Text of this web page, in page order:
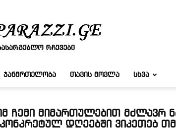
რჩევები
ᲯᲐᲜᲛᲠᲗᲔᲚᲝᲑᲐ ᲗᲐᲕᲘᲡ ᲛᲝᲕᲚᲐ ᲡᲮᲕᲐ
ჩემი მიმართულებით მძლავრ
დღეებში ვიკეთებ